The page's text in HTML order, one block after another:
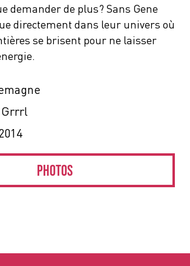
demander de plus? Sans Gene
directement dans leur univers où
se brisent pour ne laisser
Photos